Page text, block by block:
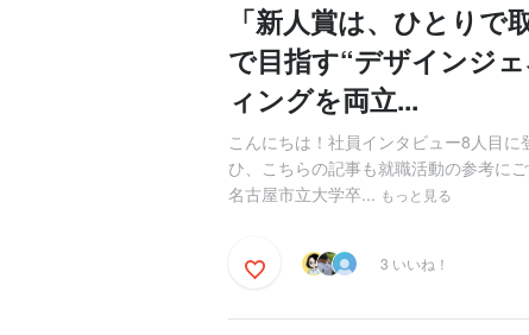
「新人賞は、ひとり
で目指す“デザインジ
ィングを両立...
こんにちは！社員インタビュー8人目
ひ、こちらの記事も就職活動の参考に
名古屋市立大学卒... もっと見る
3 いいね！